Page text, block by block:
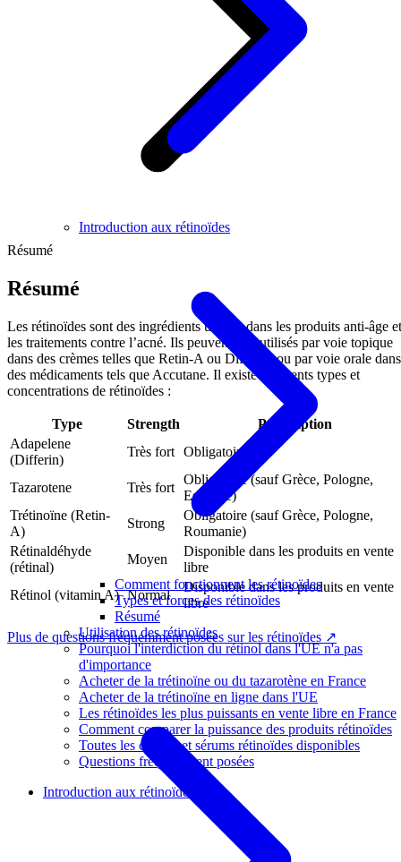
Introduction aux rétinoïdes
Comment fonctionnent les rétinoïdes
Types et forces des rétinoïdes
Résumé
Utilisation des rétinoïdes
Pourquoi l'interdiction du rétinol dans l'UE n'a pas
d'importance
Acheter de la trétinoïne ou du tazarotène en France
Acheter de la trétinoïne en ligne dans l'UE
Les rétinoïdes les plus puissants en vente libre en France
Comment comparer la puissance des produits rétinoïdes
Toutes les crèmes et sérums rétinoïdes disponibles
Questions fréquemment posées
Introduction aux rétinoïdes
Résumé
Résumé
Les rétinoïdes sont des ingrédients utilisés dans les produits anti-âge et
les traitements contre l’acné. Ils peuvent être utilisés par voie topique
dans des crèmes telles que Retin-A ou Differin, ou par voie orale dans
des médicaments tels que Accutane. Il existe différents types et
concentrations de rétinoïdes :
Type Strength
Prescription
Adapelene
(Differin)
Très fort Obligatoire
Tazarotene Très fort
Obligatoire (sauf Grèce, Pologne,
Espagne)
Trétinoïne (Retin-
A)
Strong
Obligatoire (sauf Grèce, Pologne,
Roumanie)
Rétinaldéhyde
(rétinal)
Moyen
Disponible dans les produits en vente
libre
Rétinol (vitamin A) Normal
Disponible dans les produits en vente
libre
Plus de questions fréquemment posées sur les rétinoïdes ↗